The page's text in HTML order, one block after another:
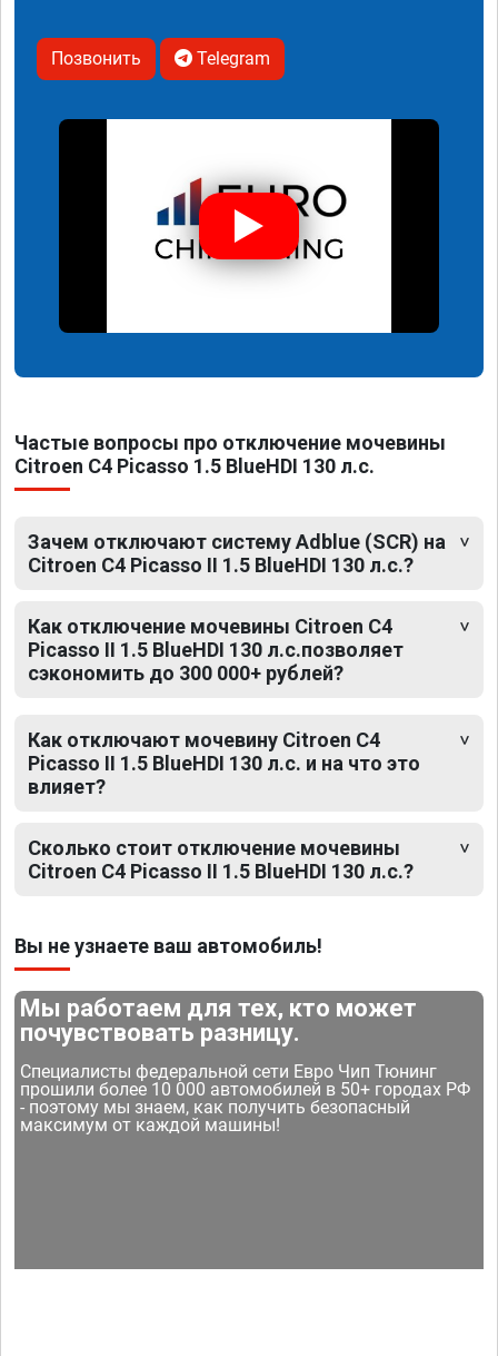
Позвонить Telegram
Частые вопросы про отключение мочевины
Citroen C4 Picasso 1.5 BlueHDI 130 л.с.
Зачем отключают систему Adblue (SCR) на
Citroen C4 Picasso II 1.5 BlueHDI 130 л.с.?
Как отключение мочевины Citroen C4
Picasso II 1.5 BlueHDI 130 л.с.позволяет
сэкономить до 300 000+ рублей?
Как отключают мочевину Citroen C4
Picasso II 1.5 BlueHDI 130 л.с. и на что это
влияет?
Сколько стоит отключение мочевины
Citroen C4 Picasso II 1.5 BlueHDI 130 л.с.?
Вы не узнаете ваш автомобиль!
Мы работаем для тех, кто может
почувствовать разницу.
Специалисты федеральной сети Евро Чип Тюнинг
прошили более 10 000 автомобилей в 50+ городах РФ
- поэтому мы знаем, как получить безопасный
максимум от каждой машины!